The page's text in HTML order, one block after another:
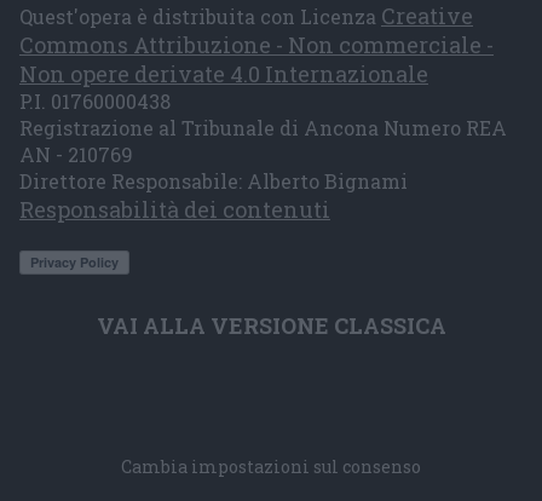
Quest'opera è distribuita con Licenza Creative
Commons Attribuzione - Non commerciale -
Non opere derivate 4.0 Internazionale
P.I. 01760000438
Registrazione al Tribunale di Ancona Numero REA
AN - 210769
Direttore Responsabile: Alberto Bignami
Responsabilità dei contenuti
VAI ALLA VERSIONE CLASSICA
Cambia impostazioni sul consenso